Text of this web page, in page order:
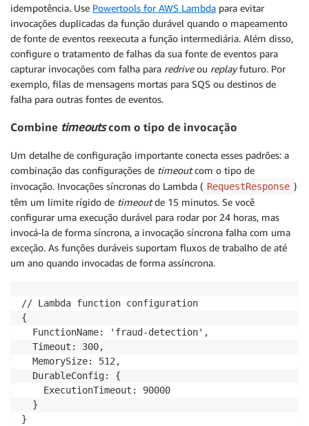
idempotência. Use Powertools for AWS Lambda para evitar
invocações duplicadas da função durável quando o mapeamento
de fonte de eventos reexecuta a função intermediária. Além disso,
configure o tratamento de falhas da sua fonte de eventos para
capturar invocações com falha para redriveou replayfuturo. Por
exemplo, filas de mensagens mortas para SQS ou destinos de
falha para outras fontes de eventos.
Combine timeoutscom o tipo de invocação
Um detalhe de configuração importante conecta esses padrões: a
combinação das configurações de timeoutcom o tipo de
invocação. Invocações síncronas do Lambda ( RequestResponse )
têm um limite rígido de timeoutde 15 minutos. Se você
configurar uma execução durável para rodar por 24 horas, mas
invocá-la de forma síncrona, a invocação síncrona falha com uma
exceção. As funções duráveis suportam fluxos de trabalho de até
um ano quando invocadas de forma assíncrona.
// Lambda function configuration
{
  FunctionName: 'fraud-detection',
  Timeout: 300,
  MemorySize: 512,
  DurableConfig: {
    ExecutionTimeout: 90000
  }
}